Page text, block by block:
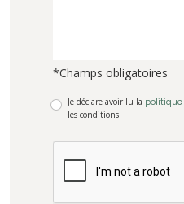
*Champs obligatoires
Je déclare avoir lu la
les conditions